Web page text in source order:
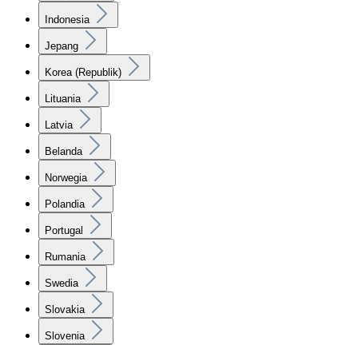
Indonesia
Jepang
Korea (Republik)
Lituania
Latvia
Belanda
Norwegia
Polandia
Portugal
Rumania
Swedia
Slovakia
Slovenia